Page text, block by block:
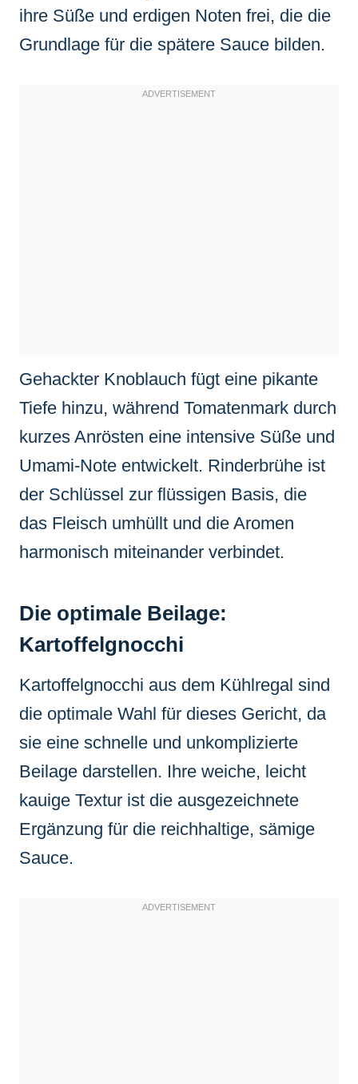
ihre Süße und erdigen Noten frei, die die
Grundlage für die spätere Sauce bilden.
Gehackter Knoblauch fügt eine pikante
Tiefe hinzu, während Tomatenmark durch
kurzes Anrösten eine intensive Süße und
Umami-Note entwickelt. Rinderbrühe ist
der Schlüssel zur flüssigen Basis, die
das Fleisch umhüllt und die Aromen
harmonisch miteinander verbindet.
Die optimale Beilage:
Kartoffelgnocchi
Kartoffelgnocchi aus dem Kühlregal sind
die optimale Wahl für dieses Gericht, da
sie eine schnelle und unkomplizierte
Beilage darstellen. Ihre weiche, leicht
kauige Textur ist die ausgezeichnete
Ergänzung für die reichhaltige, sämige
Sauce.